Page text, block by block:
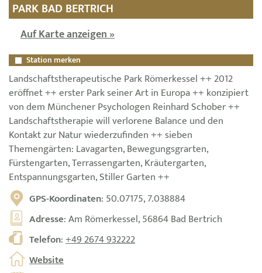
PARK BAD BERTRICH
Auf Karte anzeigen »
Station merken
Landschaftstherapeutische Park Römerkessel ++ 2012
eröffnet ++ erster Park seiner Art in Europa ++ konzipiert
von dem Münchener Psychologen Reinhard Schober ++
Landschaftstherapie will verlorene Balance und den
Kontakt zur Natur wiederzufinden ++ sieben
Themengärten: Lavagarten, Bewegungsgrarten,
Fürstengarten, Terrassengarten, Kräutergarten,
Entspannungsgarten, Stiller Garten ++
GPS-Koordinaten: 50.07175, 7.038884
Adresse: Am Römerkessel, 56864 Bad Bertrich
Telefon:+49 2674 932222
Website